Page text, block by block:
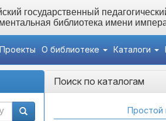
государственный
библиотека имени
Проекты О библиотеке Каталоги
Поиск по каталогам
Простой